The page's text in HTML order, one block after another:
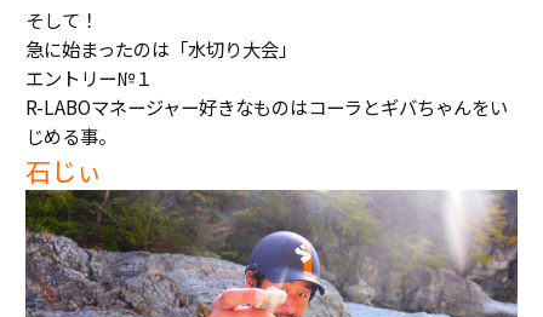
そして！
急に始まったのは「水切り大会」
エントリー№１
R-LABOマネージャー好きなものはコーラとギバちゃんをい
じめる事。
石じぃ